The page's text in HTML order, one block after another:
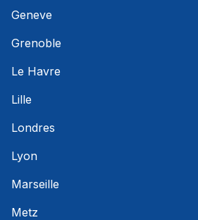
Geneve
Grenoble
Le Havre
Lille
Londres
Lyon
Marseille
Metz